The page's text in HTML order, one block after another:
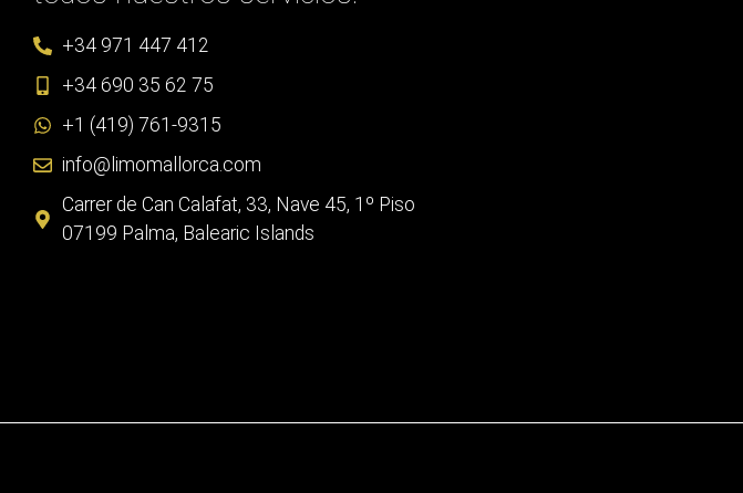
+34 971 447 412
+34 690 35 62 75
+1 (419) 761-9315
info@limomallorca.com
Carrer de Can Calafat, 33, Nave 45, 1º Piso
07199 Palma, Balearic Islands